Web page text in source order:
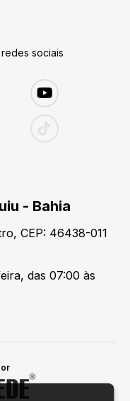
sociais
- Bahia
CEP: 46438-011
das 07:00 às